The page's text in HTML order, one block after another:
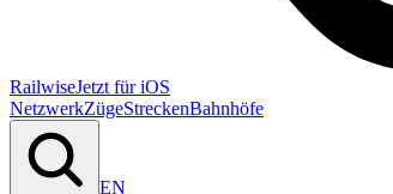
RailwiseJetzt für iOS
NetzwerkZügeStreckenBahnhöfe
EN